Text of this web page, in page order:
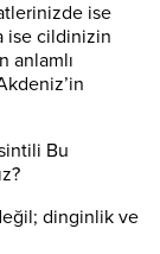
ise
ise cildinizin
anlamlı
dinginlik ve